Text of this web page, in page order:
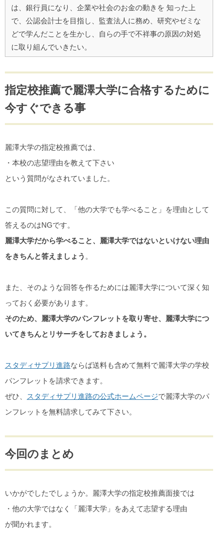
は、銀行員になり、企業や社会のお金の動きを 知った上
で、公認会計士を目指し、監査法人に務め、研究やゼミな
どで学んだことを生かし、自らの手で不祥事の原因の対処
に取り組んでいきたい。
指定校推薦で麗澤大学に合格するために
今すぐできる事
麗澤大学の指定校推薦では、
・本校の志望理由を教えて下さい
という質問がなされていました。
この質問に対して、「他の大学でも学べること」を理由として
答えるのはNGです。
麗澤大学だから学べること、麗澤大学ではないといけない理由
をきちんと答えましょう 。
また、そのような回答を作るためには麗澤大学について深く知
っておく必要があります。
そのため、麗澤大学のパンフレットを取り寄せ、麗澤大学につ
いてきちんとリサーチをしておきましょう。
スタディサプリ進路ならば送料も含めて無料で麗澤大学の学校
パンフレットを請求できます。
ぜひ、
スタディサプリ進路の公式ホームページで麗澤大学のパ
ンフレットを無料請求してみて下さい。
今回のまとめ
いかがでしたでしょうか。麗澤大学の指定校推薦面接では
・他の大学ではなく「麗澤大学」をあえて志望する理由
が聞かれます。